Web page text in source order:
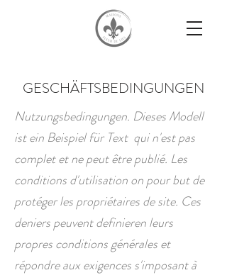
GESCHÄFTSBEDINGUNGEN
Nutzungsbedingungen. Dieses Modell
ist ein Beispiel für Text qui n'est pas
complet et ne peut être publié. Les
conditions d'utilisation on pour but de
protéger les propriétaires de site. Ces
deniers peuvent definieren leurs
propres conditions générales et
répondre aux exigences s'imposant à